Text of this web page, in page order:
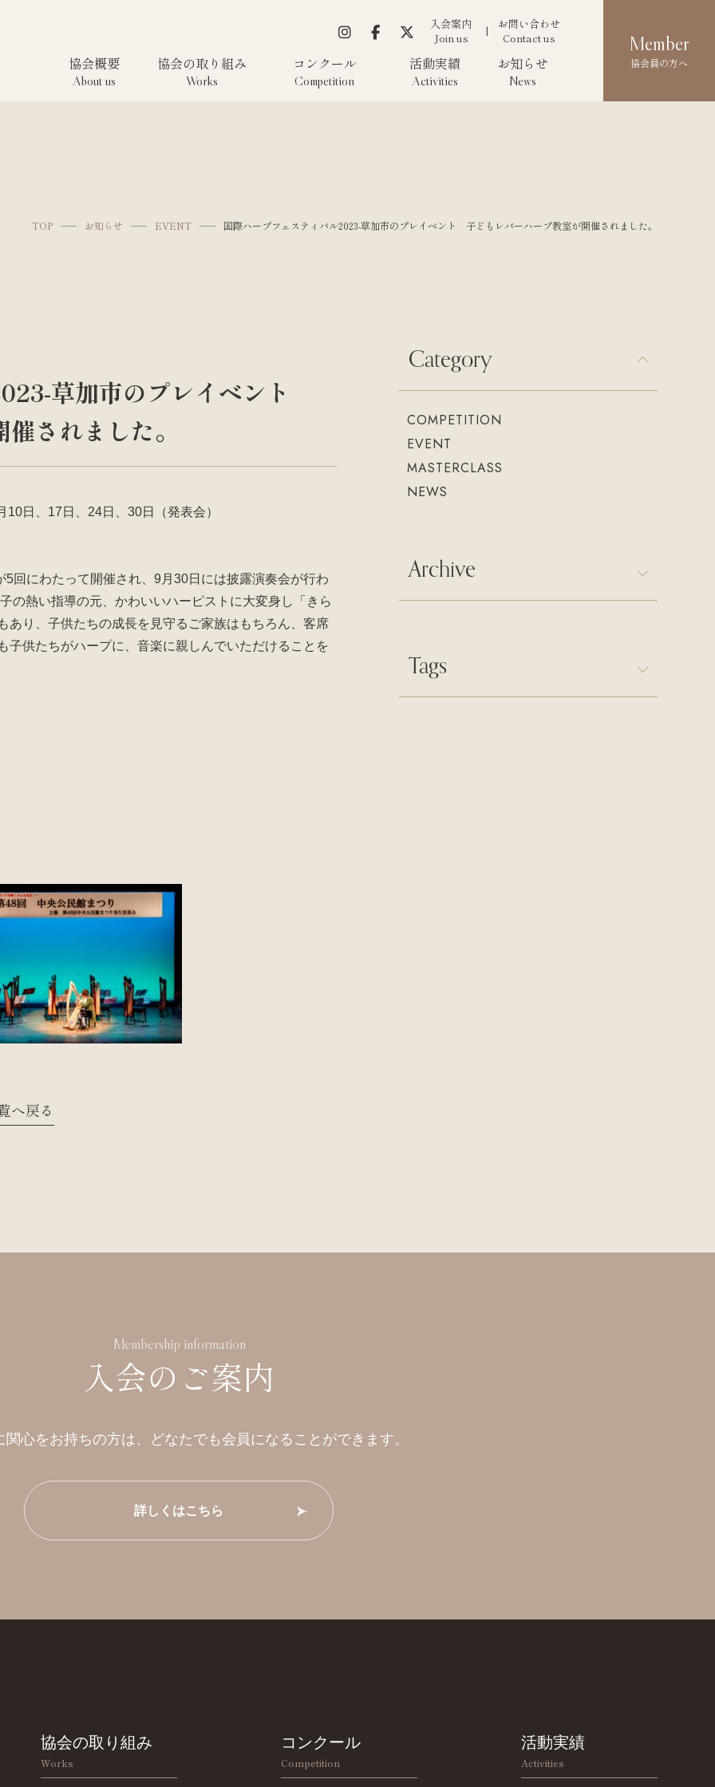
入会案内
Join us
お問い合わせ
Contact us
協会概要
About us
協会の取り組み
Works
コンクール
Competition
活動実績
Activities
お知らせ
News
Member
協会員の方へ
TOP お知らせ EVENT 国際ハープフェスティバル2023-草加市のプレイベント 子どもレバーハープ教室が開催されました。
草加市のプレイベント
されました。
日、17日、24日、30日（発表会）
回にわたって開催され、9月30日には披露演奏会が行わ
の熱い指導の元、かわいいハーピストに大変身し「きら
あり、子供たちの成長を見守るご家族はもちろん、客席
供たちがハープに、音楽に親しんでいただけることを
へ戻る
Category
COMPETITION
EVENT
MASTERCLASS
NEWS
Archive
Tags
Membership information
入会のご案内
関心をお持ちの方は、 どなたでも会員になることができます。
詳しくはこちら
協会の取り組み
Works
コンクール
Competition
活動実績
Activities